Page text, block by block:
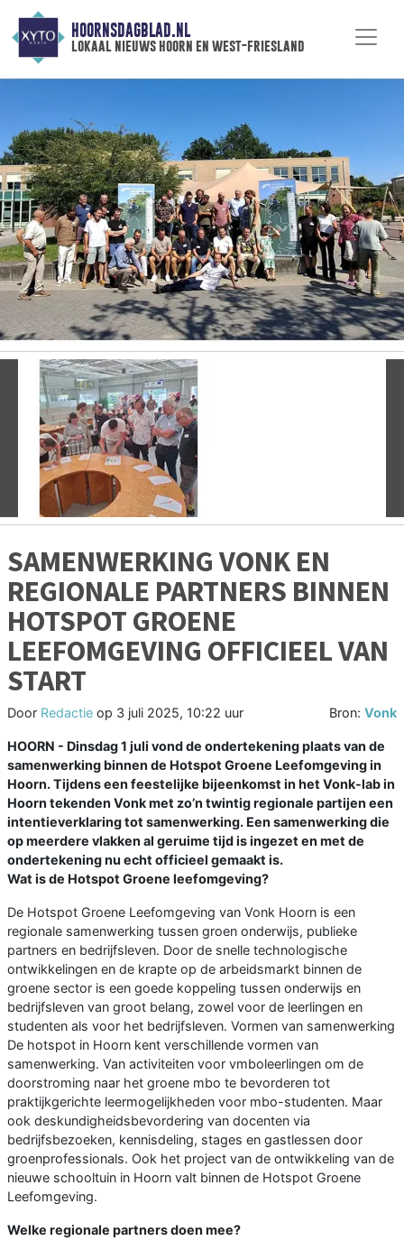
HOORNSDAGBLAD.NL
lokaal nieuws hoorn en west-friesland
Vorige
SAMENWERKING VONK EN
REGIONALE PARTNERS BINNEN
HOTSPOT GROENE
LEEFOMGEVING OFFICIEEL VAN
START
Door Redactie op 3 juli 2025, 10:22 uur Bron: Vonk
HOORN - Dinsdag 1 juli vond de ondertekening plaats van de
samenwerking binnen de Hotspot Groene Leefomgeving in
Hoorn. Tijdens een feestelijke bijeenkomst in het Vonk-lab in
Hoorn tekenden Vonk met zo’n twintig regionale partijen een
intentieverklaring tot samenwerking. Een samenwerking die
op meerdere vlakken al geruime tijd is ingezet en met de
ondertekening nu echt officieel gemaakt is.
Wat is de Hotspot Groene leefomgeving?
De Hotspot Groene Leefomgeving van Vonk Hoorn is een
regionale samenwerking tussen groen onderwijs, publieke
partners en bedrijfsleven. Door de snelle technologische
ontwikkelingen en de krapte op de arbeidsmarkt binnen de
groene sector is een goede koppeling tussen onderwijs en
bedrijfsleven van groot belang, zowel voor de leerlingen en
studenten als voor het bedrijfsleven. Vormen van samenwerking
De hotspot in Hoorn kent verschillende vormen van
samenwerking. Van activiteiten voor vmboleerlingen om de
doorstroming naar het groene mbo te bevorderen tot
praktijkgerichte leermogelijkheden voor mbo-studenten. Maar
ook deskundigheidsbevordering van docenten via
bedrijfsbezoeken, kennisdeling, stages en gastlessen door
groenprofessionals. Ook het project van de ontwikkeling van de
nieuwe schooltuin in Hoorn valt binnen de Hotspot Groene
Leefomgeving.
Welke regionale partners doen mee?